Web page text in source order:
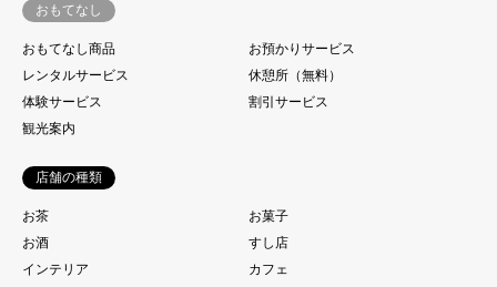
おもてなし
おもてなし商品
お預かりサービス
レンタルサービス
休憩所（無料）
体験サービス
割引サービス
観光案内
店舗の種類
お茶
お菓子
お酒
すし店
インテリア
カフェ